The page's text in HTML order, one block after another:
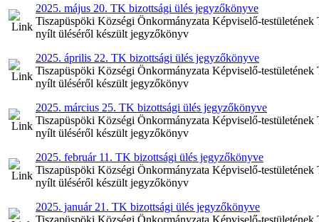
2025. május 20. TK bizottsági ülés jegyzőkönyve
Tiszapüspöki Községi Önkormányzata Képviselő-
nyílt üléséről készült jegyzőkönyv
2025. április 22. TK bizottsági ülés jegyzőkönyve
Tiszapüspöki Községi Önkormányzata Képviselő-
nyílt üléséről készült jegyzőkönyv
2025. március 25. TK bizottsági ülés jegyzőkönyve
Tiszapüspöki Községi Önkormányzata Képviselő-
nyílt üléséről készült jegyzőkönyv
2025. február 11. TK bizottsági ülés jegyzőkönyve
Tiszapüspöki Községi Önkormányzata Képviselő-
nyílt üléséről készült jegyzőkönyv
2025. január 21. TK bizottsági ülés jegyzőkönyve
Tiszapüspöki Községi Önkormányzata Képviselő-